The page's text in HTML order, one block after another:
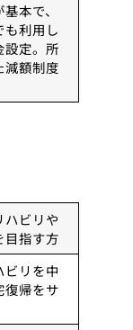
本で、
も利用し
設定。所
減額制度
ハビリや
目指す方
ビリを中
復帰をサ